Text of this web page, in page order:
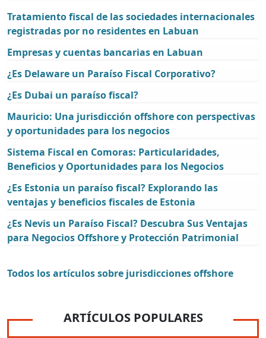
Tratamiento fiscal de las sociedades internacionales
registradas por no residentes en Labuan
Empresas y cuentas bancarias en Labuan
¿Es Delaware un Paraíso Fiscal Corporativo?
¿Es Dubai un paraíso fiscal?
Mauricio: Una jurisdicción offshore con perspectivas
y oportunidades para los negocios
Sistema Fiscal en Comoras: Particularidades,
Beneficios y Oportunidades para los Negocios
¿Es Estonia un paraíso fiscal? Explorando las
ventajas y beneficios fiscales de Estonia
¿Es Nevis un Paraíso Fiscal? Descubra Sus Ventajas
para Negocios Offshore y Protección Patrimonial
Todos los artículos sobre jurisdicciones offshore
ARTÍCULOS POPULARES